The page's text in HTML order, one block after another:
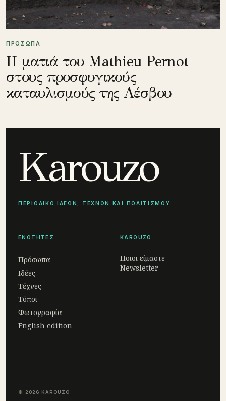
ΠΡΟΣΩΠΑ
Η ματιά του Mathieu Pernot
στους προσφυγικούς
καταυλισμούς της Λέσβου
Karouzo
ΠΕΡΙΟΔΙΚΟ ΙΔΕΩΝ, ΤΕΧΝΩΝ ΚΑΙ ΠΟΛΙΤΙΣΜΟΥ
ΕΝΟΤΗΤΕΣ
Πρόσωπα
Ιδέες
Τέχνες
Τόποι
Φωτογραφία
English edition
KAROUZO
Ποιοι είμαστε
Newsletter
© 2026 KAROUZO